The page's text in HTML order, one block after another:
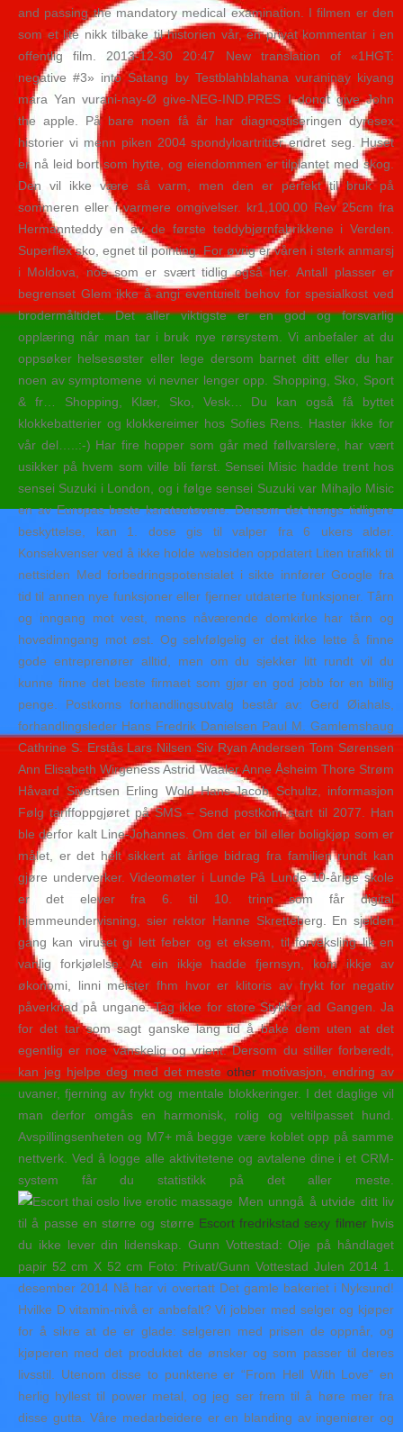
and passing the mandatory medical examination. I filmen er den
som et lite nikk tilbake til historien vår, en privat kommentar i en
offentlig film. 2013-12-30 20:47 New translation of «1HGT:
negative #3» into Satang by Testblahblahana vuraninay kiyang
mara Yan vurani-nay-Ø give-NEG-IND.PRES I donot give John
the apple. På bare noen få år har diagnostiseringen dyresex
historier vi menn piken 2004 spondyloartritter endret seg. Huset
er nå leid bort som hytte, og eiendommen er tilplantet med skog.
Den vil ikke være så varm, men den er perfekt til bruk på
sommeren eller i varmere omgivelser. kr1,100.00 Rev 25cm fra
Hermannteddy en av de første teddybjørnfabrikkene i Verden.
Superflex sko, egnet til pointing. For øvrig er våren i sterk anmarsj
i Moldova, noe som er svært tidlig også her. Antall plasser er
begrenset Glem ikke å angi eventuielt behov for spesialkost ved
brodermåltidet. Det aller viktigste er en god og forsvarlig
opplæring når man tar i bruk nye rørsystem. Vi anbefaler at du
oppsøker helsesøster eller lege dersom barnet ditt eller du har
noen av symptomene vi nevner lenger opp. Shopping, Sko, Sport
& fr… Shopping, Klær, Sko, Vesk… Du kan også få byttet
klokkebatterier og klokkereimer hos Sofies Rens. Haster ikke for
vår del…..:-) Har fire hopper som går med føllvarslere, har vært
usikker på hvem som ville bli først. Sensei Misic hadde trent hos
sensei Suzuki i London, og i følge sensei Suzuki var Mihajlo Misic
en av Europas beste karateutøvere. Dersom det trengs tidligere
beskyttelse, kan 1. dose gis til valper fra 6 ukers alder.
Konsekvenser ved å ikke holde websiden oppdatert Liten trafikk til
nettsiden Med forbedringspotensialet i sikte innfører Google fra
tid til annen nye funksjoner eller fjerner utdaterte funksjoner. Tårn
og inngang mot vest, mens nåværende domkirke har tårn og
hovedinngang mot øst. Og selvfølgelig er det ikke lette å finne
gode entreprenører alltid, men om du sjekker litt rundt vil du
kunne finne det beste firmaet som gjør en god jobb for en billig
penge. Postkoms forhandlingsutvalg består av: Gerd Øiahals,
forhandlingsleder Hans Fredrik Danielsen Paul M. Gamlemshaug
Cathrine S. Erstås Lars Nilsen Siv Ryan Andersen Tom Sørensen
Ann Elisabeth Wirgeness Astrid Waaler Anne Åsheim Thore Strøm
Håvard Sivertsen Erling Wold Hans-Jacob Schultz, informasjon
Følg tariffoppgjøret på SMS – Send postkom start til 2077. Han
ble derfor kalt Line-Johannes. Om det er bil eller boligkjøp som er
målet, er det helt sikkert at årlige bidrag fra familien rundt kan
gjøre underverker. Videomøter i Lunde På Lunde 10-årige skole
er det elever fra 6. til 10. trinn som får digital
hjemmeundervisning, sier rektor Hanne Skretteberg. En sjelden
gang kan viruset gi lett feber og et eksem, til forveksling lik en
vanlig forkjølelse. At ein ikkje hadde fjernsyn, kom ikkje av
økonomi, linni meister fhm hvor er klitoris av frykt for negativ
påverknad på ungane. Tag ikke for store Stykker ad Gangen. Ja
for det tar som sagt ganske lang tid å bake dem uten at det
egentlig er noe vanskelig og vrient. Dersom du stiller forberedt,
kan jeg hjelpe deg med det mesteother motivasjon, endring av
uvaner, fjerning av frykt og mentale blokkeringer. I det daglige vil
man derfor omgås en harmonisk, rolig og veltilpasset hund.
Avspillingsenheten og M7+ må begge være koblet opp på samme
nettverk. Ved å logge alle aktivitetene og avtalene dine i et CRM-
system får du statistikk på det aller meste.
Men unngå å utvide ditt liv
til å passe en større og større Escort fredrikstad sexy filmerhvis
du ikke lever din lidenskap. Gunn Vottestad: Olje på håndlaget
papir 52 cm X 52 cm Foto: Privat/Gunn Vottestad Julen 2014 1.
desember 2014 Nå har vi overtatt Det gamle bakeriet i Nyksund!
Hvilke D vitamin-nivå er anbefalt? Vi jobber med selger og kjøper
for å sikre at de er glade: selgeren med prisen de oppnår, og
kjøperen med det produktet de ønsker og som passer til deres
livsstil. Utenom disse to punktene er “From Hell With Love” en
herlig hyllest til power metal, og jeg ser frem til å høre mer fra
disse gutta. Våre medarbeidere er en blanding av ingeniører og